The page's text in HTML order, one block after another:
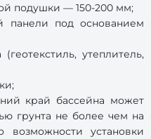
подушки — 150-200 мм;
панели под основанием
утеплитель,
край бассейна может
грунта не более чем на
установки